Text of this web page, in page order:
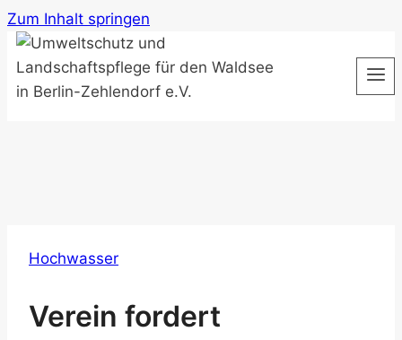
Zum Inhalt springen
Hochwasser
Verein fordert